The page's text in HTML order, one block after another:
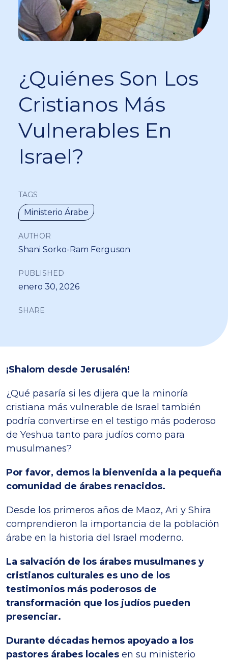
¿Quiénes Son Los
Cristianos Más
Vulnerables En
Israel?
TAGS
Ministerio Árabe
AUTHOR
Shani Sorko-Ram Ferguson
PUBLISHED
enero 30, 2026
SHARE
¡Shalom desde Jerusalén!
¿Qué pasaría si les dijera que la minoría
cristiana más vulnerable de Israel también
podría convertirse en el testigo más poderoso
de Yeshua tanto para judíos como para
musulmanes?
Por favor, demos la bienvenida a la pequeña
comunidad de árabes renacidos.
Desde los primeros años de Maoz, Ari y Shira
comprendieron la importancia de la población
árabe en la historia del Israel moderno.
La salvación de los árabes musulmanes y
cristianos culturales es uno de los
testimonios más poderosos de
transformación que los judíos pueden
presenciar.
Durante décadas hemos apoyado a los
pastores árabes locales en su ministerio